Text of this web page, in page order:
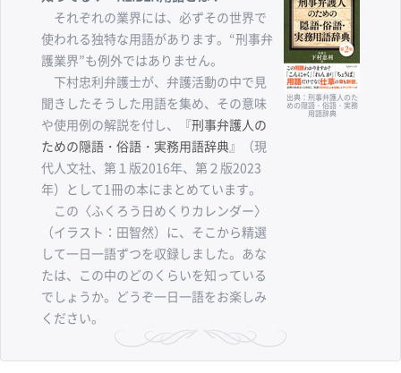
それぞれの業界には、必ずその世界で
使われる独特な用語があります。“刑事弁
護業界”も例外ではありません。
下村忠利弁護士が、弁護活動の中で見
聞きしたそうした用語を集め、その意味
や使用例の解説を付し、『刑事弁護人の
ための隠語・俗語・実務用語辞典』（現
代人文社、第１版2016年、第２版2023
年）として1冊の本にまとめています。
この〈ふくろう日めくりカレンダー〉
（イラスト：田智然）に、そこから精選
して一日一語ずつを収録しました。あな
たは、この中のどのくらいを知っている
でしょうか。どうぞ一日一語をお楽しみ
ください。
出典：刑事弁護人のた
めの隠語・俗語・実務
用語辞典